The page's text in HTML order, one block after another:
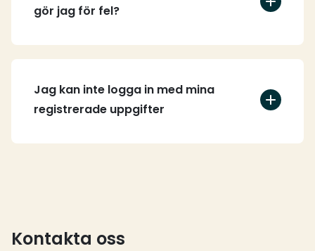
gör jag för fel?
Jag kan inte logga in med mina
registrerade uppgifter
Kontakta oss